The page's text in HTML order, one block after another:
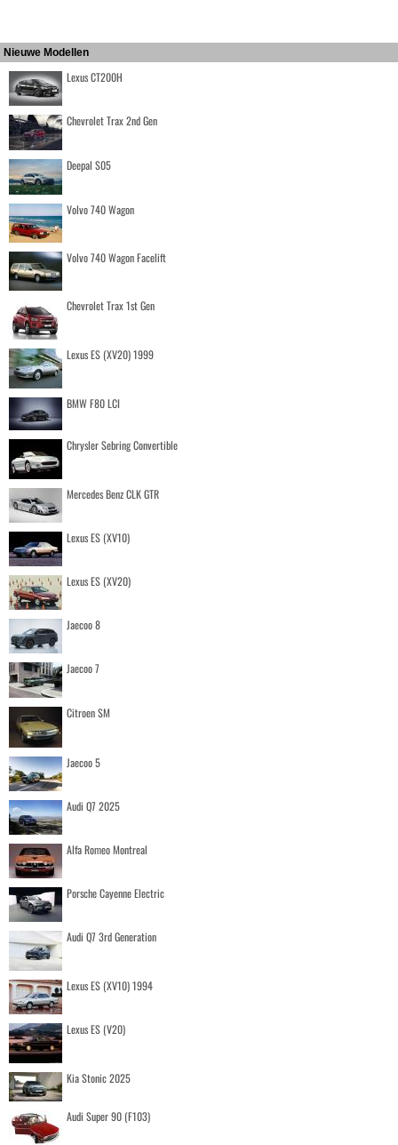
Nieuwe Modellen
Lexus CT200H
Chevrolet Trax 2nd Gen
Deepal S05
Volvo 740 Wagon
Volvo 740 Wagon Facelift
Chevrolet Trax 1st Gen
Lexus ES (XV20) 1999
BMW F80 LCI
Chrysler Sebring Convertible
Mercedes Benz CLK GTR
Lexus ES (XV10)
Lexus ES (XV20)
Jaecoo 8
Jaecoo 7
Citroen SM
Jaecoo 5
Audi Q7 2025
Alfa Romeo Montreal
Porsche Cayenne Electric
Audi Q7 3rd Generation
Lexus ES (XV10) 1994
Lexus ES (V20)
Kia Stonic 2025
Audi Super 90 (F103)